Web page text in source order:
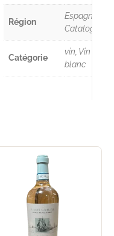
Région
Espagne :
Catalogne
Catégorie
vin, Vin
blanc